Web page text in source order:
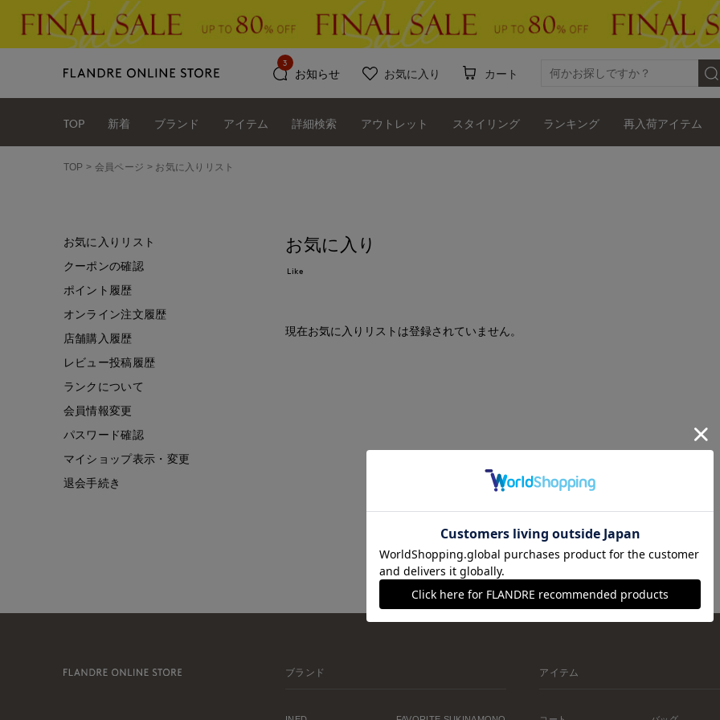
お知らせ
3
お気に入り カート
TOP 新着 ブランド アイテム 詳細検索 アウトレット スタイリング ランキング 再入荷アイテム
TOP 会員ページ お気に入りリスト
お気に入り
Like
現在お気に入りリストは登録されていません。
お気に入りリスト
クーポンの確認
ポイント履歴
オンライン注文履歴
店舗購入履歴
レビュー投稿履歴
ランクについて
会員情報変更
パスワード確認
マイショップ表示・変更
退会手続き
ブランド アイテム